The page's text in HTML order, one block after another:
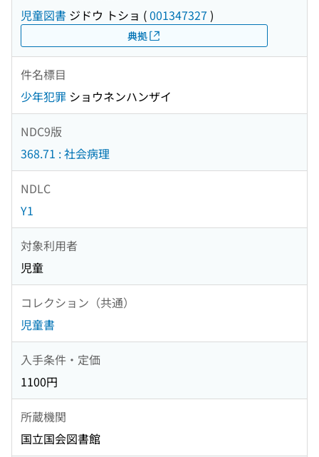
児童図書 ジドウ トショ (001347327 )
典拠
件名標目
少年犯罪 ショウネンハンザイ
NDC9版
368.71 : 社会病理
NDLC
Y1
対象利用者
児童
コレクション（共通）
児童書
入手条件・定価
1100円
所蔵機関
国立国会図書館